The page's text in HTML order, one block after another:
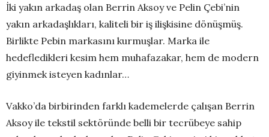
İki yakın arkadaş olan Berrin Aksoy ve Pelin Çebi’nin
yakın arkadaşlıkları, kaliteli bir iş ilişkisine dönüşmüş.
Birlikte Pebin markasını kurmuşlar. Marka ile
hedefledikleri kesim hem muhafazakar, hem de modern
giyinmek isteyen kadınlar…
Vakko’da birbirinden farklı kademelerde çalışan Berrin
Aksoy ile tekstil sektöründe belli bir tecrübeye sahip